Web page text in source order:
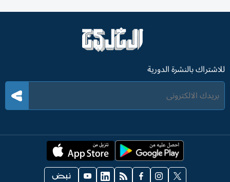
للاشتراك بالنشرة الدورية